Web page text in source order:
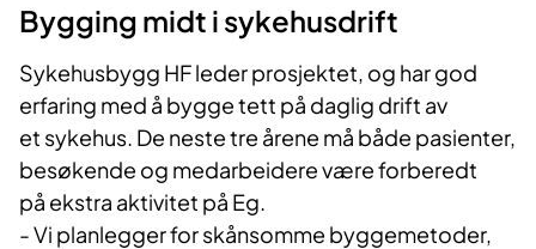
Bygging midt i sykehusdrift
Sykehusbygg HF leder prosjektet, og har god
erfaring med å bygge tett på daglig drift av
et sykehus. De neste tre årene må både pasienter,
besøkende og medarbeidere være forberedt
på ekstra aktivitet på Eg.
- Vi planlegger for skånsomme byggemetoder,